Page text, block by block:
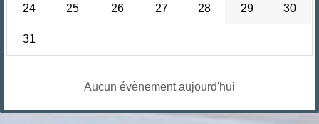
24 25 26 27 28 29 30
31
Aucun évènement aujourd'hui